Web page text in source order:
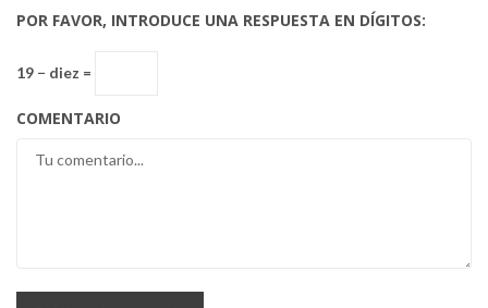
POR FAVOR, INTRODUCE UNA RESPUESTA EN DÍGITOS:
19 − diez =
COMENTARIO